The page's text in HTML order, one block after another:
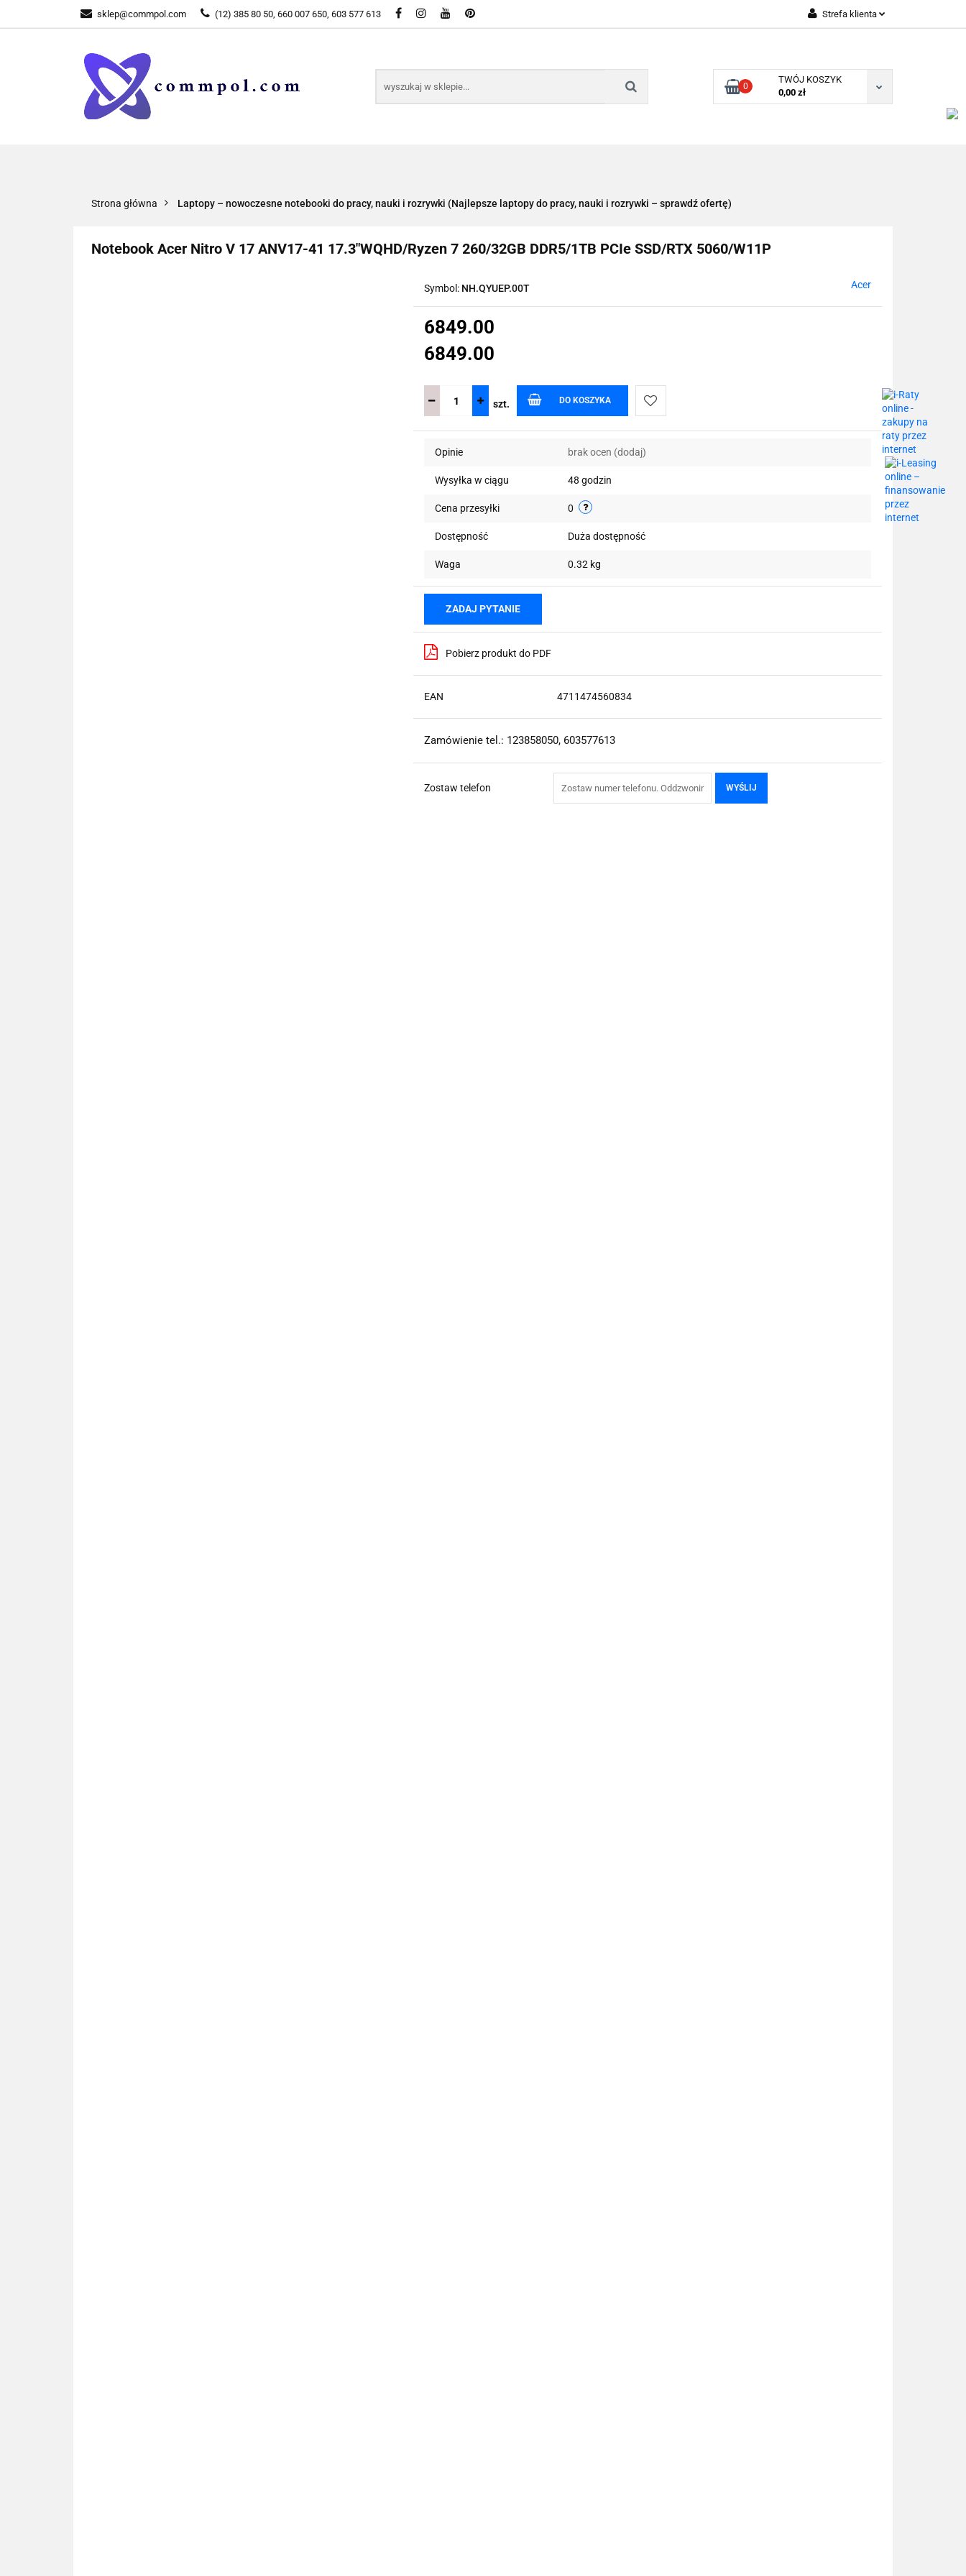
sklep@commpol.com (12) 385 80 50, 660 007 650, 603 577 613 Strefa klienta
Zarejestruj się
Dodaj zgłoszenie
0
TWÓJ KOSZYK
0,00 zł
WSZYSTKIE KATEGORIE DOSTĘPNE W SKLEPIE
Strona główna Laptopy – nowoczesne notebooki do pracy, nauki i rozrywki (Najlepsze laptopy do pracy, nauki i rozrywki – sprawdź ofertę)
Notebook Acer Nitro V 17 ANV17-41 17.3"WQHD/Ryzen 7 260/32GB DDR5/1TB PCIe SSD/RTX 5060/W11P
Symbol: NH.QYUEP.00T Acer
6849.00
6849.00
szt. DO KOSZYKA
Do
Opinie brak ocen (dodaj)
Wysyłka w ciągu 48 godzin
Cena przesyłki 0
Dostępność Duża dostępność
Waga 0.32 kg
ZADAJ PYTANIE
Pobierz produkt do PDF
EAN 4711474560834
Zamówienie tel.: 123858050, 603577613
Zostaw telefon WYŚLIJ